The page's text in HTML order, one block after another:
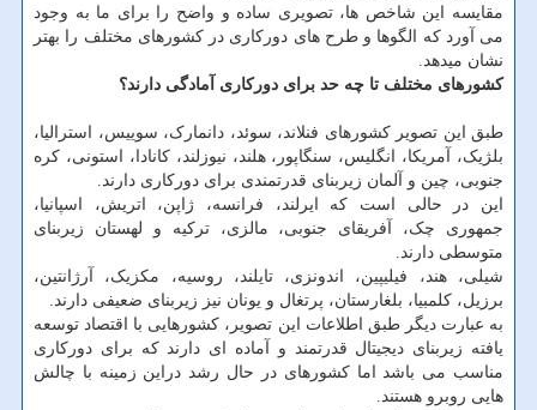
مقایسه این شاخص ها، تصویری ساده و واضح را برای ما به وجود
می آورد که الگوها و طرح های دورکاری در کشورهای مختلف را بهتر
نشان میدهد.
کشورهای مختلف تا چه حد برای دورکاری آمادگی دارند؟
طبق این تصویر کشورهای فنلاند، سوئد، دانمارک، سوییس، استرالیا،
بلژیک، آمریکا، انگلیس، سنگاپور، هلند، نیوزلند، کانادا، استونی، کره
جنوبی، چین و آلمان زیربنای قدرتمندی برای دورکاری دارند.
این در حالی است که ایرلند، فرانسه، ژاپن، اتریش، اسپانیا،
جمهوری چک، آفریقای جنوبی، مالزی، ترکیه و لهستان زیربنای
متوسطی دارند.
شیلی، هند، فیلیپین، اندونزی، تایلند، روسیه، مکزیک، آرژانتین،
برزیل، کلمبیا، بلغارستان، پرتغال و یونان نیز زیربنای ضعیفی دارند.
به عبارت دیگر طبق اطلاعات این تصویر، کشورهایی با اقتصاد توسعه
یافته زیربنای دیجیتال قدرتمند و آماده ای دارند که برای دورکاری
مناسب می باشد اما کشورهای در حال رشد دراین زمینه با چالش
هایی روبرو هستند.